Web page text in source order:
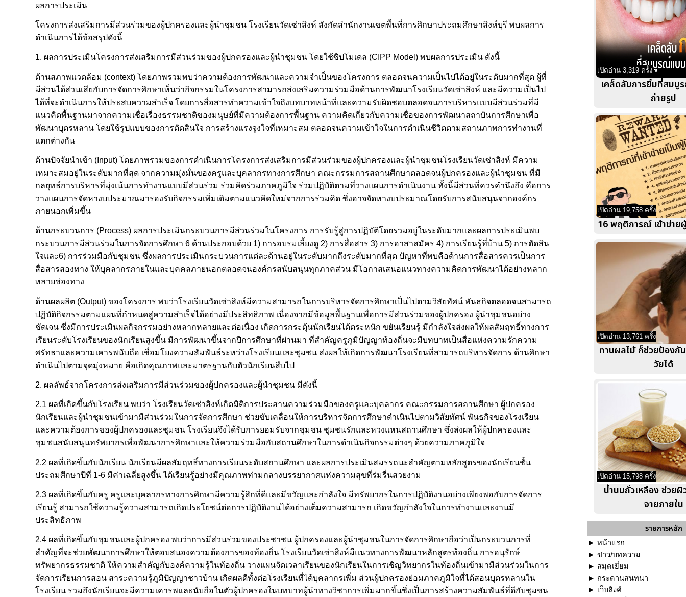
ผลการประเมิน
โครงการส่งเสริมการมีส่วนร่วมของผู้ปกครองและผู้นำชุมชน โรงเรียนวัดเซ่าสิงห์ สังกัดสำนักงานเขตพื้นที่การศึกษาประถมศึกษาสิงห์บุรี พบผลการ
ดำเนินการได้ข้อสรุปดังนี้
1. ผลการประเมินโครงการส่งเสริมการมีส่วนร่วมของผู้ปกครองและผู้นำชุมชน โดยใช้ซิปโมเดล (CIPP Model) พบผลการประเมิน ดังนี้
ด้านสภาพแวดล้อม (context) โดยภาพรวมพบว่าความต้องการพัฒนาและความจำเป็นของโครงการ ตลอดจนความเป็นไปได้อยู่ในระดับมากที่สุด ผู้ที่
มีส่วนได้ส่วนเสียกับการจัดการศึกษาเห็นว่ากิจกรรมในโครงการสามารถส่งเสริมความร่วมมือด้านการพัฒนาโรงเรียนวัดเซ่าสิงห์ และมีความเป็นไป
ได้ที่จะดำเนินการให้ประสบความสำเร็จ โดยการสื่อสารทำความเข้าใจถึงบทบาทหน้าที่และความรับผิดชอบตลอดจนการบริหารแบบมีส่วนร่วมที่มี
แนวคิดพื้นฐานมาจากความเชื่อเรื่องธรรมชาติของมนุษย์ที่มีความต้องการพื้นฐาน ความคิดเกี่ยวกับความเชื่อของการพัฒนาสถาบันการศึกษาเพื่อ
พัฒนาบุตรหลาน โดยใช้รูปแบบของการตัดสินใจ การสร้างแรงจูงใจที่เหมาะสม ตลอดจนความเข้าใจในการดำเนินชีวิตตามสถานภาพการทำงานที่
แตกต่างกัน
ด้านปัจจัยนำเข้า (Input) โดยภาพรวมของการดำเนินการโครงการส่งเสริมการมีส่วนร่วมของผู้ปกครองและผู้นำชุมชนโรงเรียนวัดเซ่าสิงห์ มีความ
เหมาะสมอยู่ในระดับมากที่สุด จากความมุ่งมั่นของครูและบุคลากรทางการศึกษา คณะกรรมการสถานศึกษาตลอดจนผู้ปกครองและผู้นำชุมชน ที่มี
กลยุทธ์การบริหารที่มุ่งเน้นการทำงานแบบมีส่วนร่วม ร่วมคิดร่วมภาคภูมิใจ ร่วมปฏิบัติตามที่วางแผนการดำเนินงาน ทั้งนี้มีส่วนที่ควรคำนึงถึง คือการ
วางแผนการจัดหางบประมาณมารองรับกิจกรรมเพิ่มเติมตามแนวคิดใหม่จากการร่วมคิด ซึ่งอาจจัดหางบประมาณโดยรับการสนับสนุนจากองค์กร
ภายนอกเพิ่มขึ้น
ด้านกระบวนการ (Process) ผลการประเมินกระบวนการมีส่วนร่วมในโครงการ การรับรู้สู่การปฏิบัติโดยรวมอยู่ในระดับมากและผลการประเมินพบ
กระบวนการมีส่วนร่วมในการจัดการศึกษา 6 ด้านประกอบด้วย 1) การอบรมเลี้ยงดู 2) การสื่อสาร 3) การอาสาสมัคร 4) การเรียนรู้ที่บ้าน 5) การตัดสิน
ใจและ6) การร่วมมือกับชุมชน ซึ่งผลการประเมินกระบวนการแต่ละด้านอยู่ในระดับมากถึงระดับมากที่สุด ปัญหาที่พบคือด้านการสื่อสารควรเป็นการ
สื่อสารสองทาง ให้บุคลากรภายในและบุคคลภายนอกตลอดจนองค์กรสนับสนุนทุกภาคส่วน มีโอกาสเสนอแนวทางความคิดการพัฒนาได้อย่างหลาก
หลายช่องทาง
ด้านผลผลิต (Output) ของโครงการ พบว่าโรงเรียนวัดเซ่าสิงห์มีความสามารถในการบริหารจัดการศึกษาเป็นไปตามวิสัยทัศน์ พันธกิจตลอดจนสามารถ
ปฏิบัติกิจกรรมตามแผนที่กำหนดสู่ความสำเร็จได้อย่างมีประสิทธิภาพ เนื่องจากมีข้อมูลพื้นฐานเพื่อการมีส่วนร่วมของผู้ปกครอง ผู้นำชุมชนอย่าง
ชัดเจน ซึ่งมีการประเมินผลกิจกรรมอย่างหลากหลายและต่อเนื่อง เกิดการกระตุ้นนักเรียนได้ตระหนัก ขยันเรียนรู้ มีกำลังใจส่งผลให้ผลสัมฤทธิ์ทางการ
เรียนระดับโรงเรียนของนักเรียนสูงขึ้น มีการพัฒนาขึ้นจากปีการศึกษาที่ผ่านมา ที่สำคัญครูภูมิปัญญาท้องถิ่นจะมีบทบาทเป็นสื่อแห่งความรักความ
ศรัทธาและความเคารพนับถือ เชื่อมโยงความสัมพันธ์ระหว่างโรงเรียนและชุมชน ส่งผลให้เกิดการพัฒนาโรงเรียนที่สามารถบริหารจัดการ ด้านศึกษา
ดำเนินไปตามจุดมุ่งหมาย คือเกิดคุณภาพและมาตรฐานกับตัวนักเรียนสืบไป
2. ผลลัพธ์จากโครงการส่งเสริมการมีส่วนร่วมของผู้ปกครองและผู้นำชุมชน มีดังนี้
2.1 ผลที่เกิดขึ้นกับโรงเรียน พบว่า โรงเรียนวัดเซ่าสิงห์เกิดมิติการประสานความร่วมมือของครูและบุคลากร คณะกรรมการสถานศึกษา ผู้ปกครอง
นักเรียนและผู้นำชุมชนเข้ามามีส่วนร่วมในการจัดการศึกษา ช่วยขับเคลื่อนให้การบริหารจัดการศึกษาดำเนินไปตามวิสัยทัศน์ พันธกิจของโรงเรียน
และความต้องการของผู้ปกครองและชุมชน โรงเรียนจึงได้รับการยอมรับจากชุมชน ชุมชนรักและหวงแหนสถานศึกษา ซึ่งส่งผลให้ผู้ปกครองและ
ชุมชนสนับสนุนทรัพยากรเพื่อพัฒนาการศึกษาและให้ความร่วมมือกับสถานศึกษาในการดำเนินกิจกรรมต่างๆ ด้วยความภาคภูมิใจ
2.2 ผลที่เกิดขึ้นกับนักเรียน นักเรียนมีผลสัมฤทธิ์ทางการเรียนระดับสถานศึกษา และผลการประเมินสมรรถนะสำคัญตามหลักสูตรของนักเรียนชั้น
ประถมศึกษาปีที่ 1-6 มีค่าเฉลี่ยสูงขึ้น ได้เรียนรู้อย่างมีคุณภาพท่ามกลางบรรยากาศแห่งความสุขที่ร่มรื่นสวยงาม
2.3 ผลที่เกิดขึ้นกับครู ครูและบุคลากรทางการศึกษามีความรู้สึกที่ดีและมีขวัญและกำลังใจ มีทรัพยากรในการปฏิบัติงานอย่างเพียงพอกับการจัดการ
เรียนรู้ สามารถใช้ความรู้ความสามารถเกิดประโยชน์ต่อการปฏิบัติงานได้อย่างเต็มความสามารถ เกิดขวัญกำลังใจในการทำงานและงานมี
ประสิทธิภาพ
2.4 ผลที่เกิดขึ้นกับชุมชนและผู้ปกครอง พบว่าการมีส่วนร่วมของประชาชน ผู้ปกครองและผู้นำชุมชนในการจัดการศึกษาถือว่าเป็นกระบวนการที่
สำคัญที่จะช่วยพัฒนาการศึกษาให้ตอบสนองความต้องการของท้องถิ่น โรงเรียนวัดเซ่าสิงห์มีแนวทางการพัฒนาหลักสูตรท้องถิ่น การอนุรักษ์
ทรัพยากรธรรมชาติ ให้ความสำคัญกับองค์ความรู้ในท้องถิ่น วางแผนจัดเวลาเรียนของนักเรียนในการเชิญวิทยากรในท้องถิ่นเข้ามามีส่วนร่วมในการ
จัดการเรียนการสอน สาระความรู้ภูมิปัญญาชาวบ้าน เกิดผลดีทั้งต่อโรงเรียนที่ได้บุคลากรเพิ่ม ส่วนผู้ปกครองย่อมภาคภูมิใจที่ได้สอนบุตรหลานใน
โรงเรียน รวมถึงนักเรียนจะมีความเคารพและนับถือในตัวผู้ปกครองในบทบาทผู้นำทางวิชาการเพิ่มมากขึ้นซึ่งเป็นการสร้างความสัมพันธ์ที่ดีกับชุมชน
เปิดอ่าน 3,319 ครั้ง
เคล็ดลับการยิ้มที่สมบู
ถ่ายรูป
เปิดอ่าน 19,758 ครั้ง
16 พฤติการณ์ เข้าข่าย
เปิดอ่าน 13,761 ครั้ง
ทานผลไม้ ก็ช่วยป้องกั
วัยได้
เปิดอ่าน 15,798 ครั้ง
น้ำนมถั่วเหลือง ช่วย
จายภายใน
รายการหลัก
► หน้าแรก
► ข่าว/บทความ
► สมุดเยี่ยม
► กระดานสนทนา
► เว็บลิงค์